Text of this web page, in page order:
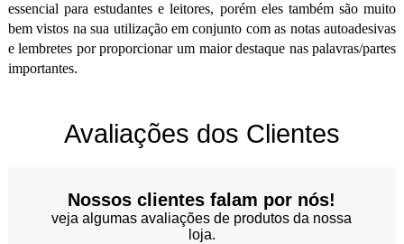
essencial para estudantes e leitores, porém eles também são muito
bem vistos na sua utilização em conjunto com as notas autoadesivas
e lembretes por proporcionar um maior destaque nas palavras/partes
importantes.
Avaliações dos Clientes
Nossos clientes falam por nós!
veja algumas avaliações de produtos da nossa
loja.